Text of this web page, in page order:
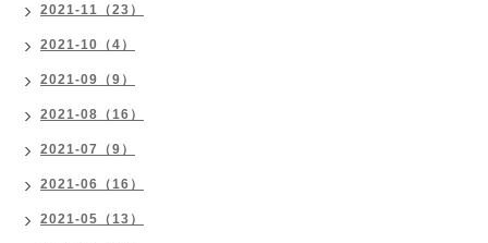
2021-11（23）
2021-10（4）
2021-09（9）
2021-08（16）
2021-07（9）
2021-06（16）
2021-05（13）